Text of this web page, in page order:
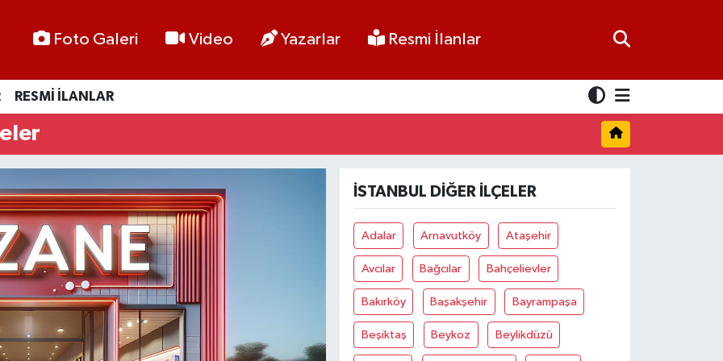
Foto Galeri Video Yazarlar Resmi İlanlar
RESMİ İLANLAR
İSTANBUL DIĞER İLÇELER
Adalar Arnavutköy Ataşehir
Avcılar Bağcılar Bahçelievler
Bakırköy Başakşehir Bayrampaşa
Beşiktaş Beykoz Beylikdüzü